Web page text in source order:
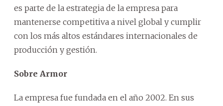
es parte de la estrategia de la empresa para
mantenerse competitiva a nivel global y cumplir
con los más altos estándares internacionales de
producción y gestión.
Sobre Armor
La empresa fue fundada en el año 2002. En sus